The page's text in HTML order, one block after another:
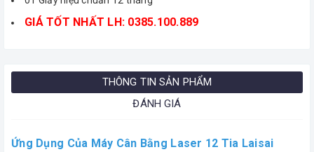
GIÁ TỐT NHẤT LH: 0385.100.889
THÔNG TIN SẢN PHẨM
ĐÁNH GIÁ
Ứng Dụng Của Máy Cân Bằng Laser 12 Tia Laisai